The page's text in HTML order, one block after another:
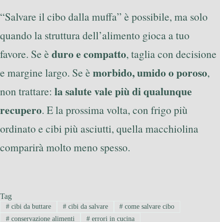
“Salvare il cibo dalla muffa” è possibile, ma solo
quando la struttura dell’alimento gioca a tuo
favore. Se è duro e compatto, taglia con decisione
e margine largo. Se è morbido, umido o poroso,
non trattare: la salute vale più di qualunque
recupero. E la prossima volta, con frigo più
ordinato e cibi più asciutti, quella macchiolina
comparirà molto meno spesso.
Tag
#cibi da buttare #cibi da salvare # come salvare cibo
#conservazione alimenti #errori in cucina